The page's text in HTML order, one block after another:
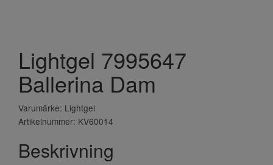
Lightgel 7995647
Ballerina Dam
Varumärke: Lightgel
Artikelnummer: KV60014
Beskrivning